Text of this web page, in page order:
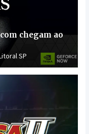
chegam ao
SP